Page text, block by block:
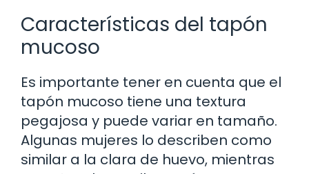
Características del tapón
mucoso
Es importante tener en cuenta que el
tapón mucoso tiene una textura
pegajosa y puede variar en tamaño.
Algunas mujeres lo describen como
similar a la clara de huevo, mientras